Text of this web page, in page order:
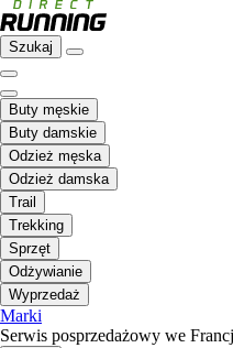
Szukaj
Buty męskie
Buty damskie
Odzież męska
Odzież damska
Trail
Trekking
Sprzęt
Odżywianie
Wyprzedaż
Marki
Serwis posprzedażowy we